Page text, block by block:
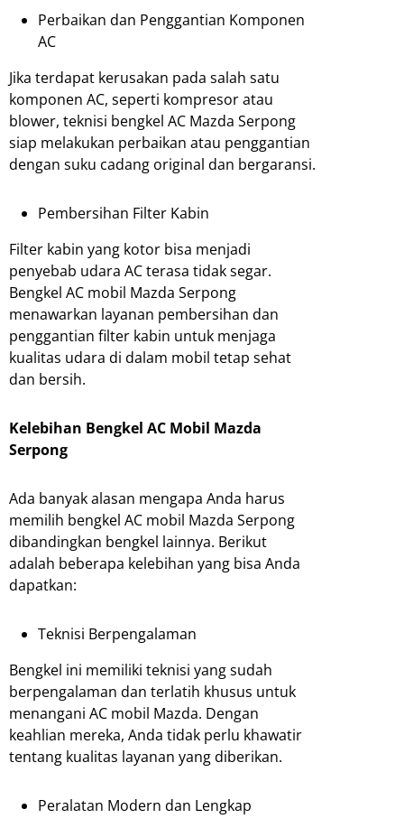
Perbaikan dan Penggantian Komponen
AC
Jika terdapat kerusakan pada salah satu
komponen AC, seperti kompresor atau
blower, teknisi bengkel AC Mazda Serpong
siap melakukan perbaikan atau penggantian
dengan suku cadang original dan bergaransi.
Pembersihan Filter Kabin
Filter kabin yang kotor bisa menjadi
penyebab udara AC terasa tidak segar.
Bengkel AC mobil Mazda Serpong
menawarkan layanan pembersihan dan
penggantian filter kabin untuk menjaga
kualitas udara di dalam mobil tetap sehat
dan bersih.
Kelebihan Bengkel AC Mobil Mazda
Serpong
Ada banyak alasan mengapa Anda harus
memilih bengkel AC mobil Mazda Serpong
dibandingkan bengkel lainnya. Berikut
adalah beberapa kelebihan yang bisa Anda
dapatkan:
Teknisi Berpengalaman
Bengkel ini memiliki teknisi yang sudah
berpengalaman dan terlatih khusus untuk
menangani AC mobil Mazda. Dengan
keahlian mereka, Anda tidak perlu khawatir
tentang kualitas layanan yang diberikan.
Peralatan Modern dan Lengkap